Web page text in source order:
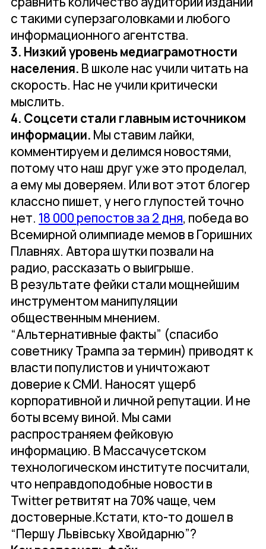
с такими суперзаголовками и любого
информационного агентства.
3. Низкий уровень медиаграмотности
населения. В школе нас учили читать на
скорость. Нас не учили критически
мыслить.
4. Соцсети стали главным источником
информации. Мы ставим лайки,
комментируем и делимся новостями,
потому что наш друг уже это проделал,
а ему мы доверяем. Или вот этот блогер
классно пишет, у него глупостей точно
нет. 18 000 репостов за 2 дня, победа во
Всемирной олимпиаде мемов в Горишних
Плавнях. Автора шутки позвали на
радио, рассказать о выигрыше.
В результате фейки стали мощнейшим
инструментом манипуляции
общественным мнением.
“Альтернативные факты” (спасибо
советнику Трампа за термин) приводят к
власти популистов и уничтожают
доверие к СМИ. Наносят ущерб
корпоративной и личной репутации. И не
боты всему виной. Мы сами
распространяем фейковую
информацию. В Массачусетском
технологическом институте посчитали,
что неправдоподобные новости в
Twitter ретвитят на 70% чаще, чем
достоверные.Кстати, кто-то дошел в
“Першу Львівську Хвойдарню”?